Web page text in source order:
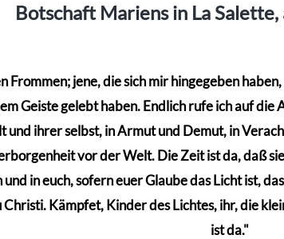
Botschaft Mariens in La
jene, die sich mir hingegeben
Geiste gelebt haben. Endlich rufe ich auf
ihrer selbst, in Armut und Demut, in
vor der Welt. Die Zeit ist da, daß
in euch, sofern euer Glaube das Licht ist,
Kämpfet, Kinder des Lichtes, ihr, die
ist da."